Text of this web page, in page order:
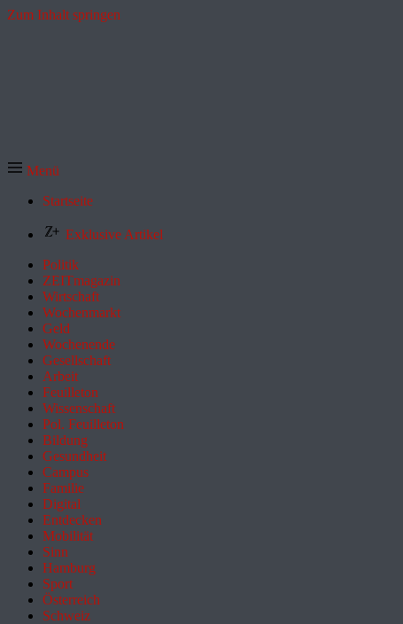
Zum Inhalt springen
Menü
Startseite
Exklusive Artikel
Politik
ZEITmagazin
Wirtschaft
Wochenmarkt
Geld
Wochenende
Gesellschaft
Arbeit
Feuilleton
Wissenschaft
Pol. Feuilleton
Bildung
Gesundheit
Campus
Familie
Digital
Entdecken
Mobilität
Sinn
Hamburg
Sport
Österreich
Schweiz